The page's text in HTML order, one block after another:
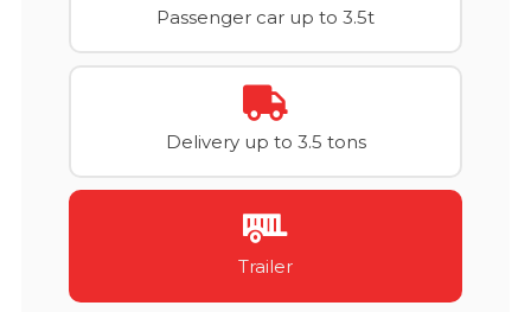
Passenger car up to 3.5t
Delivery up to 3.5 tons
Trailer